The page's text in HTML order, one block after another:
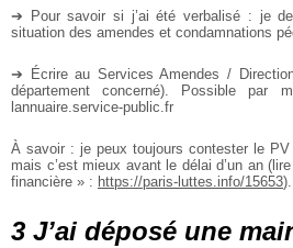
➔ Pour savoir si j’ai été verbalisé : je
situation des amendes et condamnations
➔ Écrire au Services Amendes /
département concerné). Possible par
lannuaire.service-public.fr
À savoir : je peux toujours contester le PV
mais c’est mieux avant le délai d’un an
financière » : https://paris-luttes.info/15653).
3 J’ai déposé une